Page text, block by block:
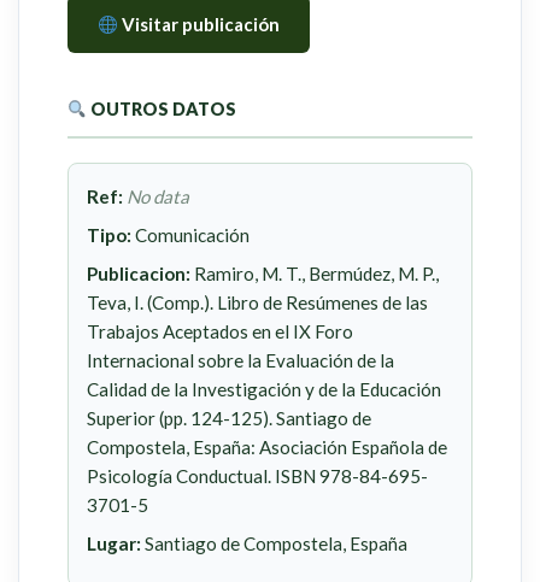
Visitar publicación
OUTROS DATOS
Ref: No data
Tipo: Comunicación
Publicacion: Ramiro, M. T., Bermúdez, M. P.,
Teva, I. (Comp.). Libro de Resúmenes de las
Trabajos Aceptados en el IX Foro
Internacional sobre la Evaluación de la
Calidad de la Investigación y de la Educación
Superior (pp. 124-125). Santiago de
Compostela, España: Asociación Española de
Psicología Conductual. ISBN 978-84-695-
3701-5
Lugar: Santiago de Compostela, España